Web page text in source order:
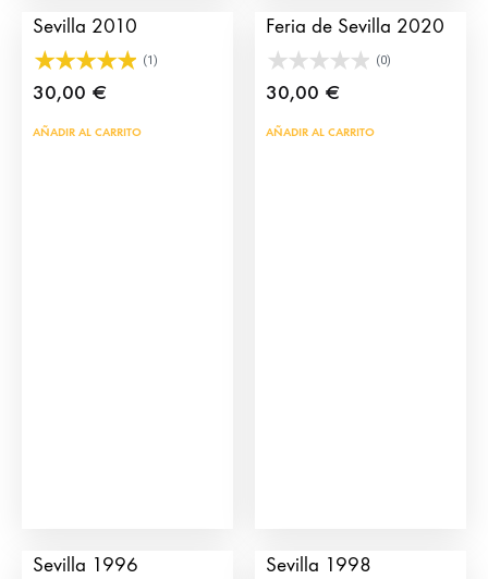
Sevilla 2010
(1)
30,00 €
AÑADIR AL CARRITO
Feria de Sevilla 2020
(0)
30,00 €
AÑADIR AL CARRITO
Sevilla 1996
Sevilla 1998